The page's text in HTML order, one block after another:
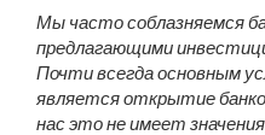
Мы часто соблазняемся
предлагающими
Почти всегда основным
является открытие
нас это не имеет